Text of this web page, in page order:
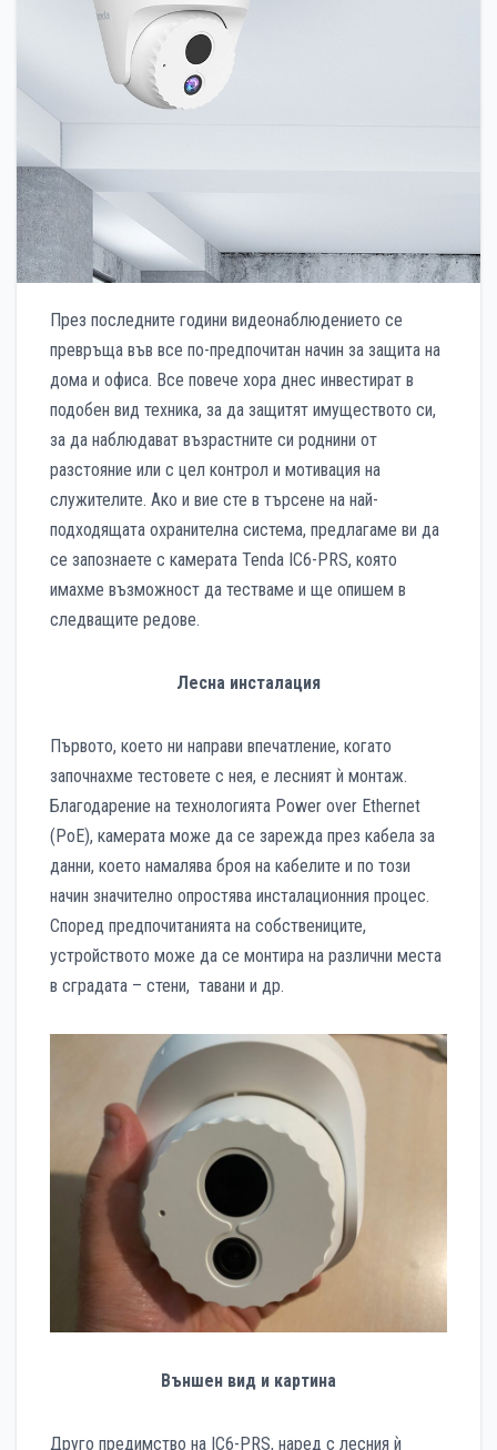
През последните години видеонаблюдението се
превръща във все по-предпочитан начин за защита на
дома и офиса. Все повече хора днес инвестират в
подобен вид техника, за да защитят имуществото си,
за да наблюдават възрастните си роднини от
разстояние или с цел контрол и мотивация на
служителите. Ако и вие сте в търсене на най-
подходящата охранителна система, предлагаме ви да
се запознаете с камерата Tenda IC6-PRS, която
имахме възможност да тестваме и ще опишем в
следващите редове.
Лесна инсталация
Първото, което ни направи впечатление, когато
започнахме тестовете с нея, е лесният ѝ монтаж.
Благодарение на технологията Power over Ethernet
(PoE), камерата може да се зарежда през кабела за
данни, което намалява броя на кабелите и по този
начин значително опростява инсталационния процес.
Според предпочитанията на собствениците,
устройството може да се монтира на различни места
в сградата – стени, тавани и др.
Външен вид и картина
Друго предимство на IC6-PRS, наред с лесния ѝ